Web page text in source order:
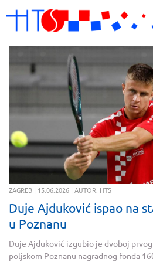
ZAGREB | 15.06.2026 | AUTOR: HTS
Duje Ajduković ispao na
u Poznanu
Duje Ajduković izgubio je dvoboj
poljskom Poznanu nagradnog fonda